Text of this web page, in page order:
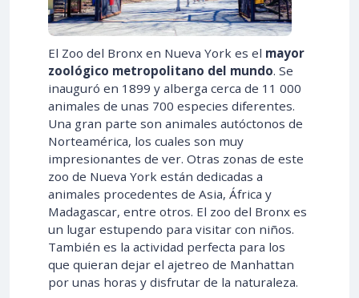
El Zoo del Bronx en Nueva York es el mayor
zoológico metropolitano del mundo. Se
inauguró en 1899 y alberga cerca de 11 000
animales de unas 700 especies diferentes.
Una gran parte son animales autóctonos de
Norteamérica, los cuales son muy
impresionantes de ver. Otras zonas de este
zoo de Nueva York están dedicadas a
animales procedentes de Asia, África y
Madagascar, entre otros. El zoo del Bronx es
un lugar estupendo para visitar con niños.
También es la actividad perfecta para los
que quieran dejar el ajetreo de Manhattan
por unas horas y disfrutar de la naturaleza.